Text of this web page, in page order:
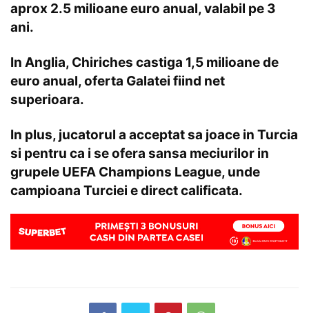
aprox 2.5 milioane euro anual, valabil pe 3
ani.
In Anglia, Chiriches castiga 1,5 milioane de
euro anual, oferta Galatei fiind net
superioara.
In plus, jucatorul a acceptat sa joace in Turcia
si pentru ca i se ofera sansa meciurilor in
grupele UEFA Champions League, unde
campioana Turciei e direct calificata.